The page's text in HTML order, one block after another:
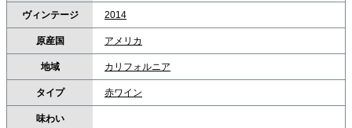
ヴィンテージ 2014
原産国 アメリカ
地域 カリフォルニア
タイプ 赤ワイン
味わい